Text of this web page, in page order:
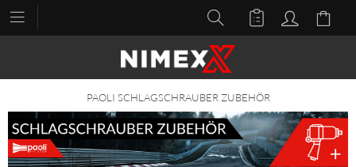
PAOLI SCHLAGSCHRAUBER ZUBEHÖR